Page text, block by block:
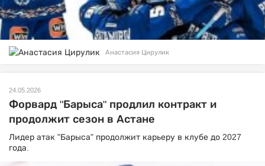
Анастасия Цирулик
24.05.2026
Форвард "Барыса" продлил контракт и
продолжит сезон в Астане
Лидер атак "Барыса" продолжит карьеру в клубе до 2027
года.